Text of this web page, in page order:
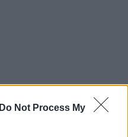
Do Not Process My